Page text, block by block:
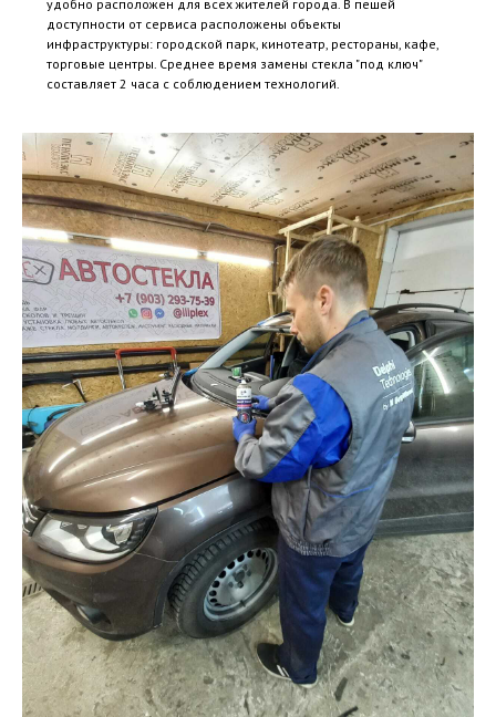
удобно расположен для всех жителей города. В пешей
доступности от сервиса расположены объекты
инфраструктуры: городской парк, кинотеатр, рестораны, кафе,
торговые центры. Среднее время замены стекла "под ключ"
составляет 2 часа с соблюдением технологий.